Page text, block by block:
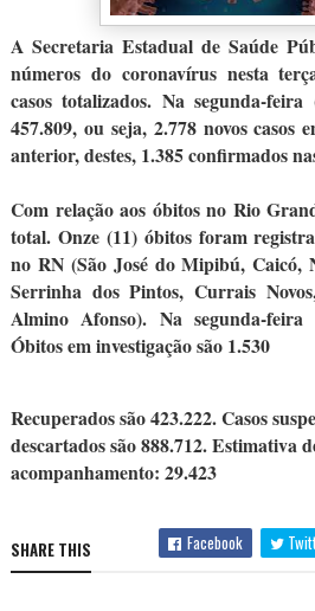
A Secretaria Estadual de Saúde
números do coronavírus nesta
casos totalizados. Na segunda-
457.809, ou seja, 2.778 novos casos
anterior, destes, 1.385 confirmados
Com relação aos óbitos no Rio
total. Onze (11) óbitos foram
no RN (São José do Mipibú, Caicó,
Serrinha dos Pintos, Currais
Almino Afonso). Na segunda-feira
Óbitos em investigação são 1.530
Recuperados são 423.222. Casos
descartados são 888.712. Estimativa
acompanhamento: 29.423
SHARE THIS Facebook